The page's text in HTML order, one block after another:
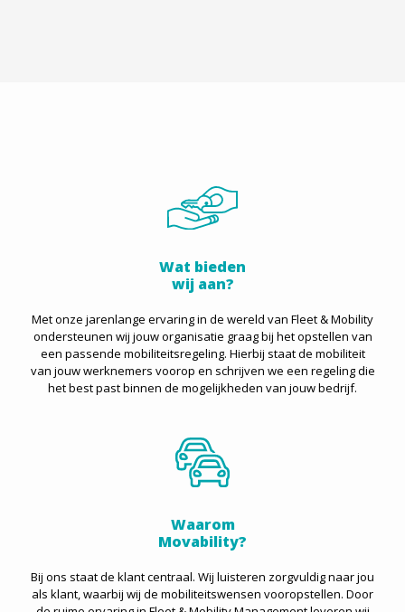
Wat bieden
wij aan?
Met onze jarenlange ervaring in de wereld van Fleet & Mobility
ondersteunen wij jouw organisatie graag bij het opstellen van
een passende mobiliteitsregeling. Hierbij staat de mobiliteit
van jouw werknemers voorop en schrijven we een regeling die
het best past binnen de mogelijkheden van jouw bedrijf.
Waarom
Movability?
Bij ons staat de klant centraal. Wij luisteren zorgvuldig naar jou
als klant, waarbij wij de mobiliteitswensen vooropstellen. Door